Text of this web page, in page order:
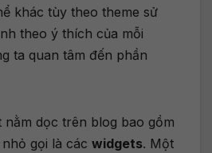
khác tùy theo theme sử
theo ý thích của mỗi
ta quan tâm đến phần
nằm dọc trên blog bao gồm
gọi là các widgets. Một